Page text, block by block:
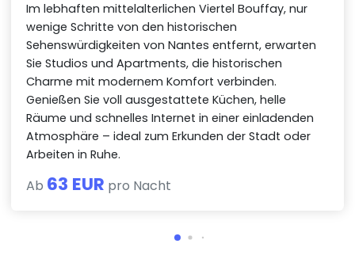
Im lebhaften mittelalterlichen Viertel Bouffay, nur
wenige Schritte von den historischen
Sehenswürdigkeiten von Nantes entfernt, erwarten
Sie Studios und Apartments, die historischen
Charme mit modernem Komfort verbinden.
Genießen Sie voll ausgestattete Küchen, helle
Räume und schnelles Internet in einer einladenden
Atmosphäre – ideal zum Erkunden der Stadt oder
Arbeiten in Ruhe.
Ab 63 EUR pro Nacht